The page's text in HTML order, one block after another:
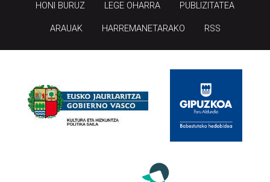
HONI BURUZ LEGE OHARRA PUBLIZITATEA
ARAUAK HARREMANETARAKO RSS